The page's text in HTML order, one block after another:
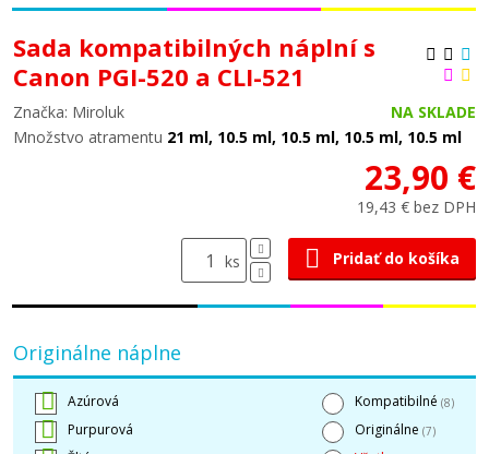
Sada kompatibilných náplní s
Canon PGI-520 a CLI-521
Značka: Miroluk
NA SKLADE
Množstvo atramentu 21 ml, 10.5 ml, 10.5 ml, 10.5 ml, 10.5 ml
23,90 €
19,43 € bez DPH
ks Pridať do košíka
Originálne náplne
Azúrová
Purpurová
Kompatibilné (8)
Originálne (7)